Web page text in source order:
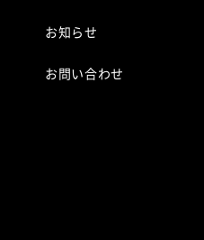
お知らせ
お問い合わせ